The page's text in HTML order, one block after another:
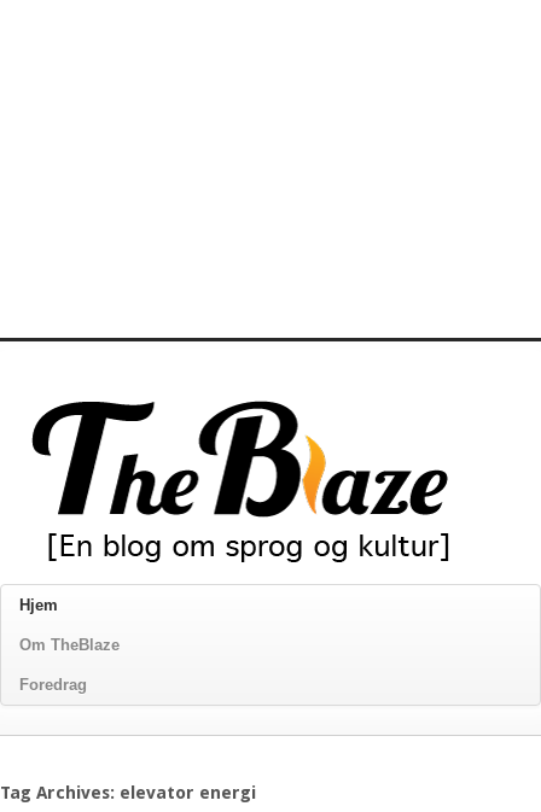
Hjem
Om TheBlaze
Foredrag
Tag Archives: elevator energi